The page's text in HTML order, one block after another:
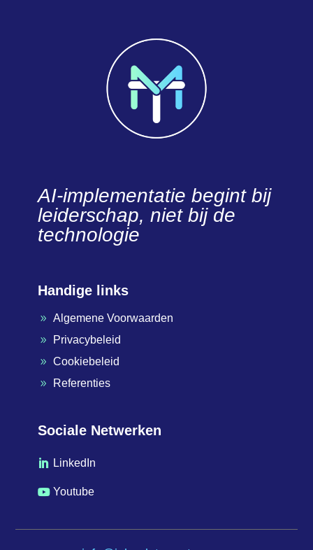
AI-implementatie begint bij
leiderschap, niet bij de
technologie
Handige links
9 Algemene Voorwaarden
9 Privacybeleid
9 Cookiebeleid
9 Referenties
Sociale Netwerken
 LinkedIn
 Youtube